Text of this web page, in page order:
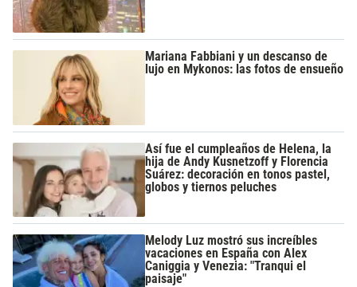
Mariana Fabbiani y un descanso de
lujo en Mykonos: las fotos de ensueño
Así fue el cumpleaños de Helena, la
hija de Andy Kusnetzoff y Florencia
Suárez: decoración en tonos pastel,
globos y tiernos peluches
Melody Luz mostró sus increíbles
vacaciones en España con Alex
Caniggia y Venezia: "Tranqui el
paisaje"